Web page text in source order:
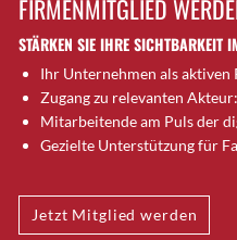
Brugg AG
Brütten
Bubendorf
Bubikon
Buchs (SG)
Bäretswil
Bülach
FIRMENMITGLIED
STÄRKEN SIE IHRE SICHTBARKEIT
Ihr Unternehmen als aktiven
Zugang zu relevanten
Mitarbeitende am Puls der
Gezielte Unterstützung für
Jetzt Mitglied werden